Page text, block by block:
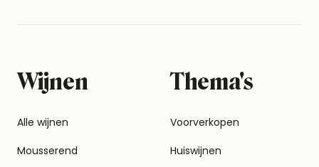
Wijnen
Alle wijnen
Mousserend
Thema's
Voorverkopen
Huiswijnen